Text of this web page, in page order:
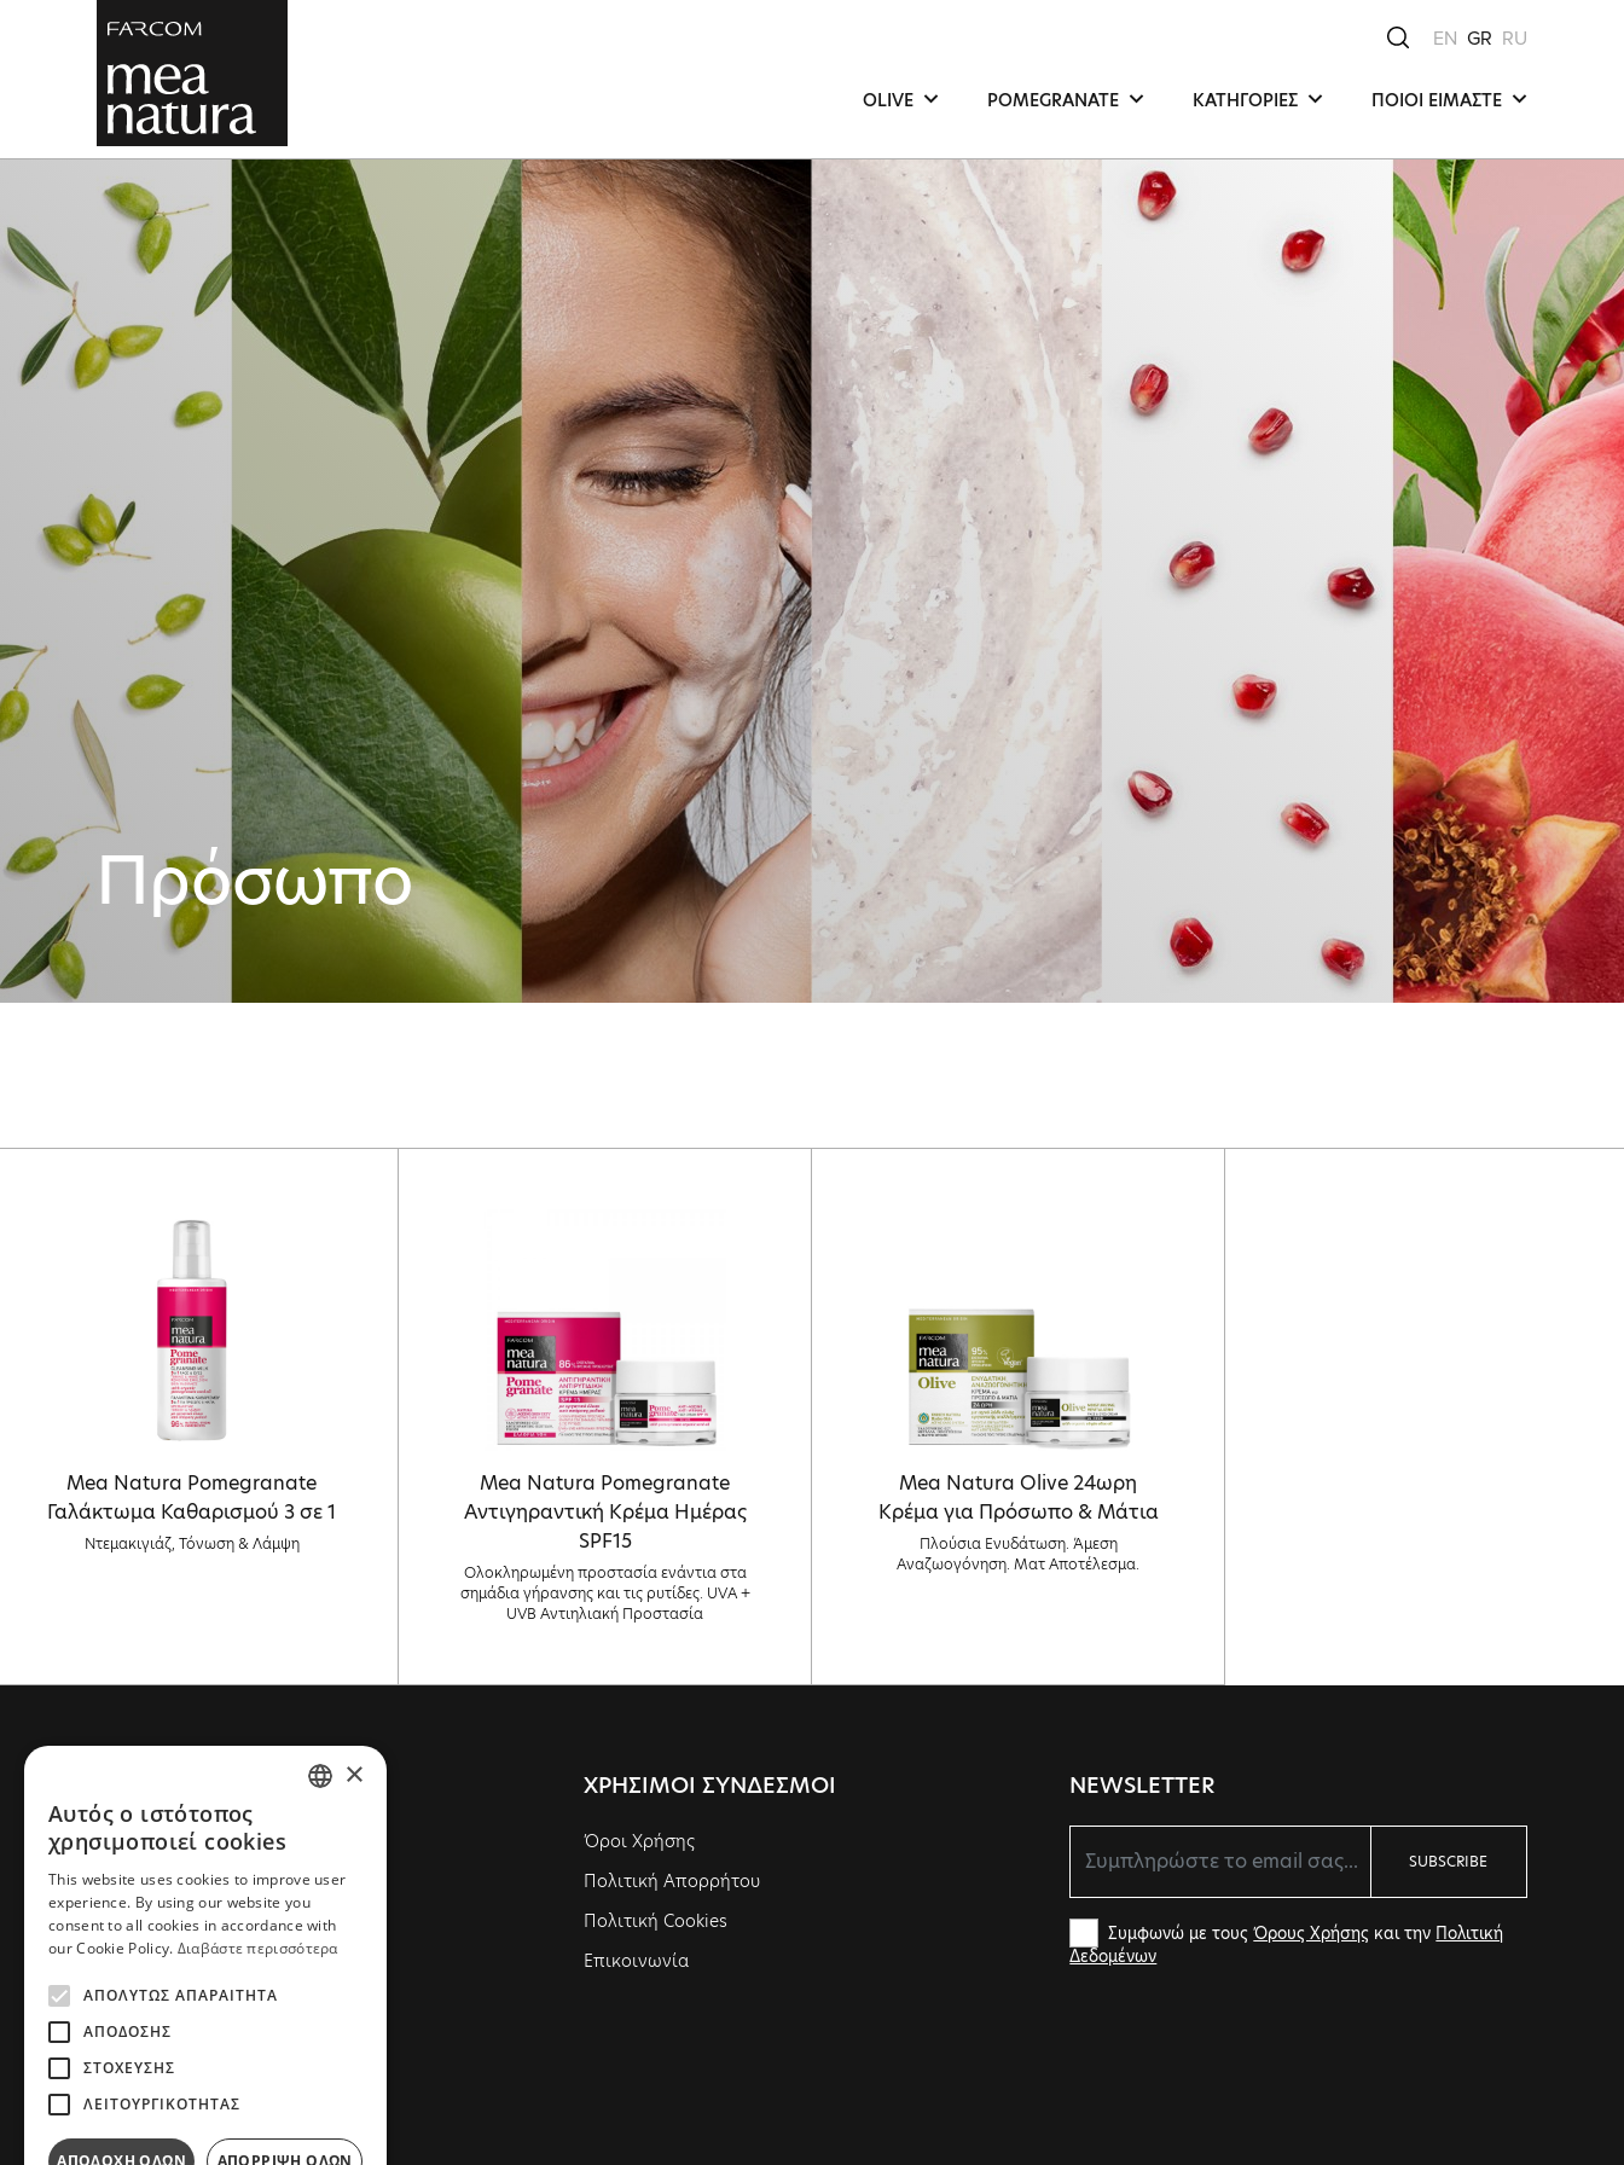
EN GR RU
OLIVE
Πρόσωπο
POMEGRANATE
Σώμα
Πρόσωπο
ΚΑΤΗΓΟΡΙΕΣ ΠΟΙΟΙ ΕΙΜΑΣΤΕ
Οrigin
Οι συνθέσεις μας
Οι δεσμεύσεις μας
Κύρια Δραστικά Συστατικά
Πρόσωπο
Mea Natura Pomegranate
Γαλάκτωμα Καθαρισμού 3 σε 1
Ντεμακιγιάζ, Τόνωση & Λάμψη
Mea Natura Pomegranate
Αντιγηραντική Κρέμα Ημέρας
SPF15
Ολοκληρωμένη προστασία ενάντια στα
σημάδια γήρανσης και τις ρυτίδες. UVA +
UVB Αντιηλιακή Προστασία
Mea Natura Olive 24ωρη
Κρέμα για Πρόσωπο & Μάτια
Πλούσια Ενυδάτωση. Άμεση
Αναζωογόνηση. Ματ Αποτέλεσμα.
Τηλέφωνο: +30 2310 837 077
Email: info@farcommeanatura.gr
Διεύθυνση: ΒΙ.ΠΕ. Νέας
Ραιδεστού, 57001
Θεσσαλονίκη, Ελλάδα
ΧΡΗΣΙΜΟΙ ΣΥΝΔΕΣΜΟΙ
Όροι Χρήσης
Πολιτική Απορρήτου
Πολιτική Cookies
Επικοινωνία
NEWSLETTER
SUBSCRIBE
Συμφωνώ με τουςΌρους Χρήσης και την Πολιτική
Δεδομένων
×
Αυτός ο ιστότοπος
χρησιμοποιεί cookies
This website uses cookies to improve user
experience. By using our website you
consent to all cookies in accordance with
our Cookie Policy. Διαβάστε περισσότερα
ΑΠΟΛΎΤΩΣ ΑΠΑΡΑΊΤΗΤΑ
ΑΠΌΔΟΣΗΣ
ΣΤΌΧΕΥΣΗΣ
ΛΕΙΤΟΥΡΓΙΚΌΤΗΤΑΣ
ΑΠΟΔΟΧΉ ΌΛΩΝ ΑΠΌΡΡΙΨΗ ΌΛΩΝ